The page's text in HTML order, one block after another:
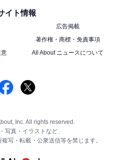
イト情報
広告掲載
著作権・商標・免責事項
All About ニュースについて
Inc. All rights reserved.
写真・イラストなど、
写・転載・公衆送信等を禁じます。